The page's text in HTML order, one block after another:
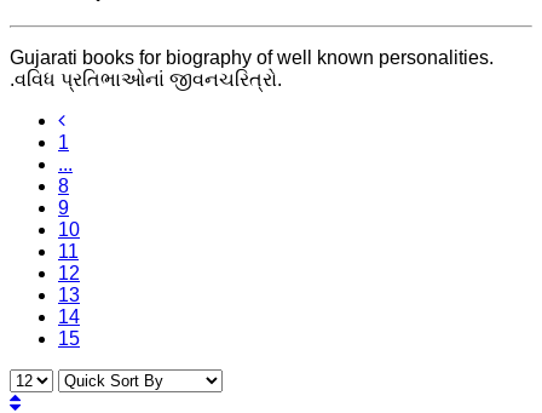
Gujarati books for biography of well known personalities.
.વવિધ પ્રતિભાઓનાં જીવનચરિત્રો.
1
...
8
9
10
11
12
13
14
15